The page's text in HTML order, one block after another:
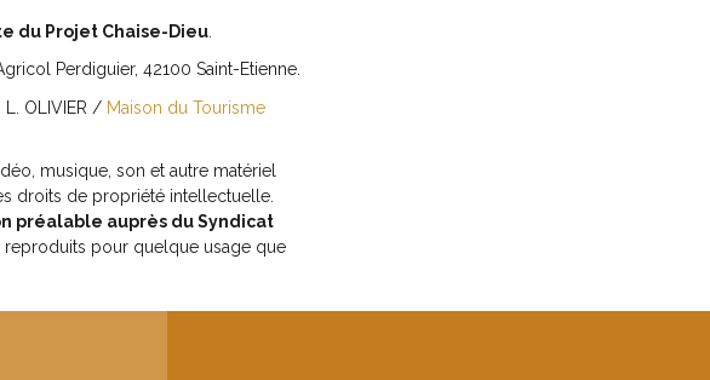
du Projet Chaise-Dieu
Perdiguier, 42100 Saint-Etienne.
OLIVIER / Maison du Tourisme
musique, son et autre matériel
droits de propriété intellectuelle.
préalable auprès du Syndicat
reproduits pour quelque usage que